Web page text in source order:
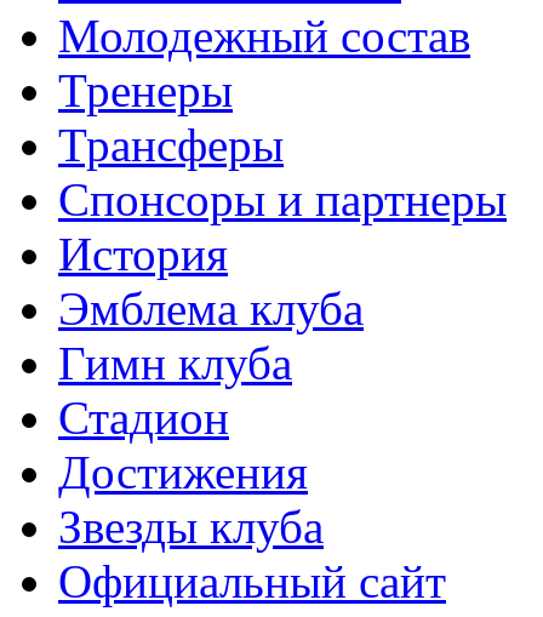
Молодежный состав
Тренеры
Трансферы
Спонсоры и партнеры
История
Эмблема клуба
Гимн клуба
Стадион
Достижения
Звезды клуба
Официальный сайт